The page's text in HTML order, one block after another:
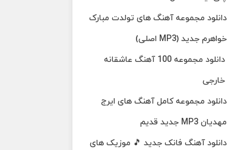
دانلود مجموعه آهنگ های تولدت مبارک
خواهرم جدید (MP3 اصلی)
دانلود مجموعه 100 آهنگ عاشقانه
خارجی
دانلود مجموعه کامل آهنگ های ایرج
مهدیان MP3 جدید قدیم
دانلود آهنگ فانک جدید 🎵 موزیک‌ های